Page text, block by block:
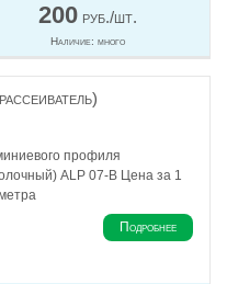
200руб./шт.
Наличие: много
профиля
ALP 07-В Цена за 1
Подробнее